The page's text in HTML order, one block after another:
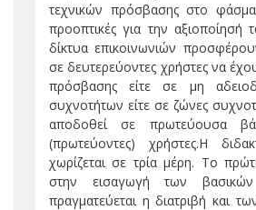
τεχνικών πρόσβασης στο
προοπτικές για την αξιοποίησή
δίκτυα επικοινωνιών
σε δευτερεύοντες χρήστες να
πρόσβασης είτε σε μη
συχνοτήτων είτε σε ζώνες
αποδοθεί σε πρωτεύουσα
(πρωτεύοντες) χρήστες.Η
χωρίζεται σε τρία μέρη. Το
στην εισαγωγή των
πραγματεύεται η διατριβή και